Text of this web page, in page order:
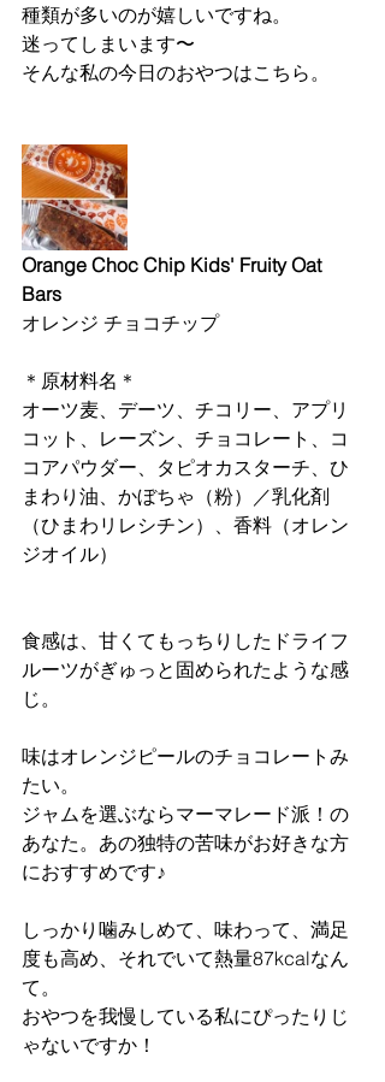
種類が多いのが嬉しいですね。
迷ってしまいます〜
そんな私の今日のおやつはこちら。
Orange Choc Chip Kids' Fruity Oat
Bars
オレンジ チョコチップ
＊原材料名＊
オーツ麦、デーツ、チコリー、アプリ
コット、レーズン、チョコレート、コ
コアパウダー、タピオカスターチ、ひ
まわり油、かぼちゃ（粉）／乳化剤
（ひまわリレシチン）、香料（オレン
ジオイル）
食感は、甘くてもっちりしたドライフ
ルーツがぎゅっと固められたような感
じ。
味はオレンジピールのチョコレートみ
たい。
ジャムを選ぶならマーマレード派！の
あなた。あの独特の苦味がお好きな方
におすすめです♪
しっかり噛みしめて、味わって、満足
度も高め、それでいて熱量87kcalなん
て。
おやつを我慢している私にぴったりじ
ゃないですか！